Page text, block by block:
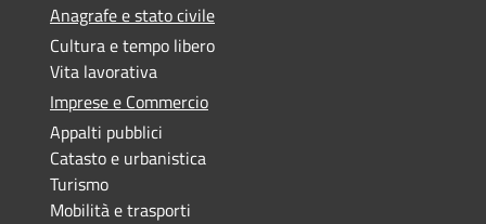
Anagrafe e stato civile
Cultura e tempo libero
Vita lavorativa
Imprese e Commercio
Appalti pubblici
Catasto e urbanistica
Turismo
Mobilità e trasporti